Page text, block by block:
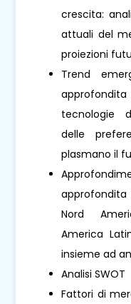
crescita:
attuali del
proiezioni
Trend
approfondita
tecnologie
delle
plasmano il
approfondita
Nord
America
insieme ad
Analisi SWOT
Fattori di